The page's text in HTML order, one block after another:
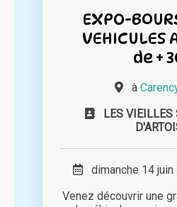
EXPO-
VEHICULES
de +
à
LES VIEILLES
dimanche 14 juin
Venez découvrir une